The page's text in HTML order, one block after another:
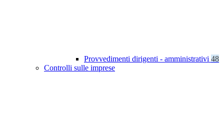
Provvedimenti dirigenti - amministrativi 48
Controlli sulle imprese